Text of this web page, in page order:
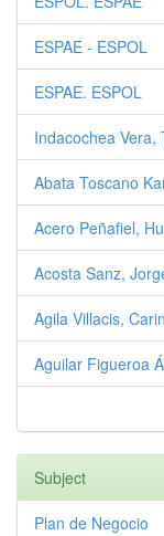
ESPAE - ESPOL
ESPAE. ESPOL
Indacochea Vera,
Abata Toscano
Acero Peñafiel,
Acosta Sanz,
Agila Villacis,
Aguilar Figueroa
Subject
Plan de Negocio